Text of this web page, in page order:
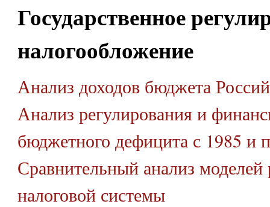
Государственное
налогообложение
Анализ доходов бюджета
Анализ регулирования и
бюджетного дефицита с 1985 и
Сравнительный анализ
налоговой системы